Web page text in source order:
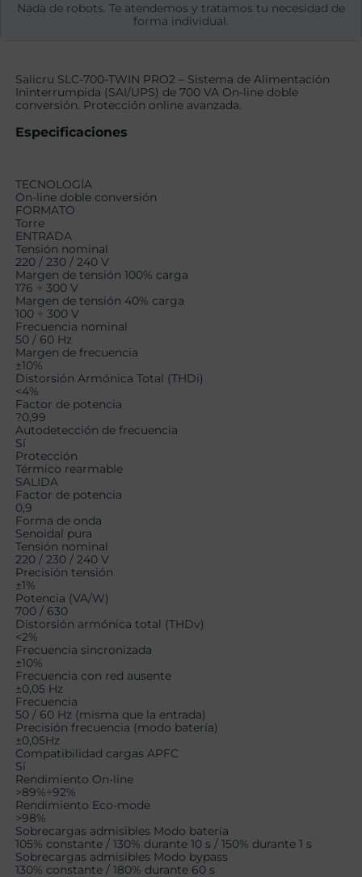
Nada de robots. Te atendemos y tratamos tu necesidad de
forma individual.
Salicru SLC-700-TWIN PRO2 – Sistema de Alimentación
Ininterrumpida (SAI/UPS) de 700 VA On-line doble
conversión. Protección online avanzada.
Especificaciones
TECNOLOGÍA
On-line doble conversión
FORMATO
Torre
ENTRADA
Tensión nominal
220 / 230 / 240 V
Margen de tensión 100% carga
176 ÷ 300 V
Margen de tensión 40% carga
100 ÷ 300 V
Frecuencia nominal
50 / 60 Hz
Margen de frecuencia
±10%
Distorsión Armónica Total (THDi)
<4%
Factor de potencia
?0,99
Autodetección de frecuencia
Sí
Protección
Térmico rearmable
SALIDA
Factor de potencia
0,9
Forma de onda
Senoidal pura
Tensión nominal
220 / 230 / 240 V
Precisión tensión
±1%
Potencia (VA/W)
700 / 630
Distorsión armónica total (THDv)
<2%
Frecuencia sincronizada
±10%
Frecuencia con red ausente
±0,05 Hz
Frecuencia
50 / 60 Hz (misma que la entrada)
Precisión frecuencia (modo batería)
±0,05Hz
Compatibilidad cargas APFC
Sí
Rendimiento On-line
>89%÷92%
Rendimiento Eco-mode
>98%
Sobrecargas admisibles Modo batería
105% constante / 130% durante 10 s / 150% durante 1 s
Sobrecargas admisibles Modo bypass
130% constante / 180% durante 60 s